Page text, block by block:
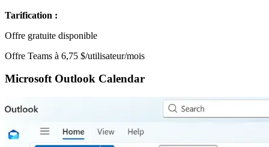
Tarification :
Offre gratuite disponible
Offre Teams à 6,75 $/utilisateur/mois
Microsoft Outlook Calendar